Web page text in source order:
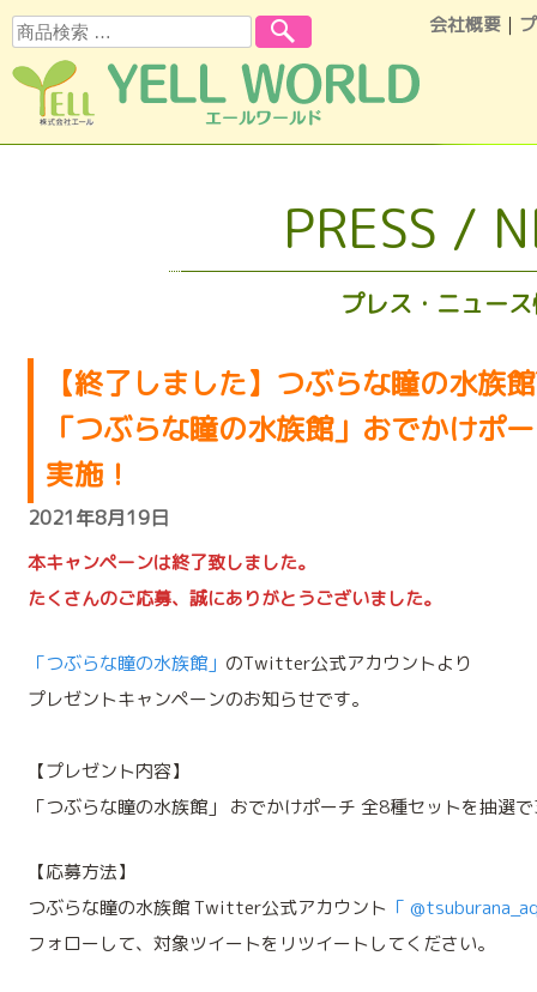
会社概要 ｜
検索
PRESS /
プレス・ニュー
【終了しました】つぶらな瞳の水族
「つぶらな瞳の水族館」おでかけポ
実施！
2021年8月19日
本キャンペーンは終了致しました。
たくさんのご応募、誠にありがとうございました。
「つぶらな瞳の水族館」 のTwitter公式アカウントより
プレゼントキャンペーンのお知らせです。
【プレゼント内容】
「つぶらな瞳の水族館」 おでかけポーチ 全8種セットを抽選
【応募方法】
つぶらな瞳の水族館 Twitter公式アカウント 「
フォローして、対象ツイートをリツイートしてください。